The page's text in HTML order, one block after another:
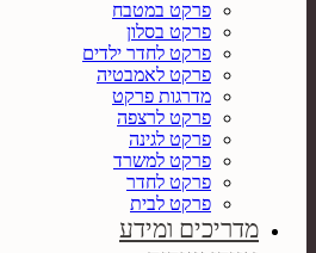
פרקט במטבח
פרקט בסלון
פרקט לחדר ילדים
פרקט לאמבטיה
מדרגות פרקט
פרקט לרצפה
פרקט לגינה
פרקט למשרד
פרקט לחדר
פרקט לבית
מדריכים ומידע